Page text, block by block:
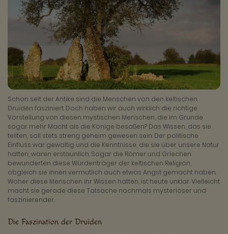
Schon seit der Antike sind die Menschen von den keltischen
Druiden fasziniert. Doch haben wir auch wirklich die richtige
Vorstellung von diesen mystischen Menschen, die im Grunde
sogar mehr Macht als die Könige besaßen? Das Wissen, das sie
teilten, soll stets streng geheim gewesen sein. Der politische
Einfluss war gewaltig und die Kenntnisse, die sie über unsere Natur
hatten, waren erstaunlich. Sogar die Römer und Griechen
bewunderten diese Würdenträger der keltischen Religion,
obgleich sie ihnen vermutlich auch etwas Angst gemacht haben.
Woher diese Menschen ihr Wissen hatten, ist heute unklar. Vielleicht
macht sie gerade diese Tatsache nochmals mysteriöser und
faszinierender.
Die Faszination der Druiden